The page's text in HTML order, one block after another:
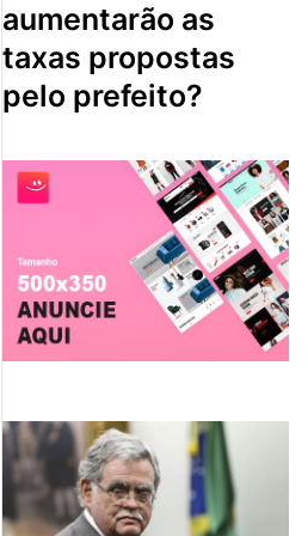
aumentarão as
taxas propostas
pelo prefeito?